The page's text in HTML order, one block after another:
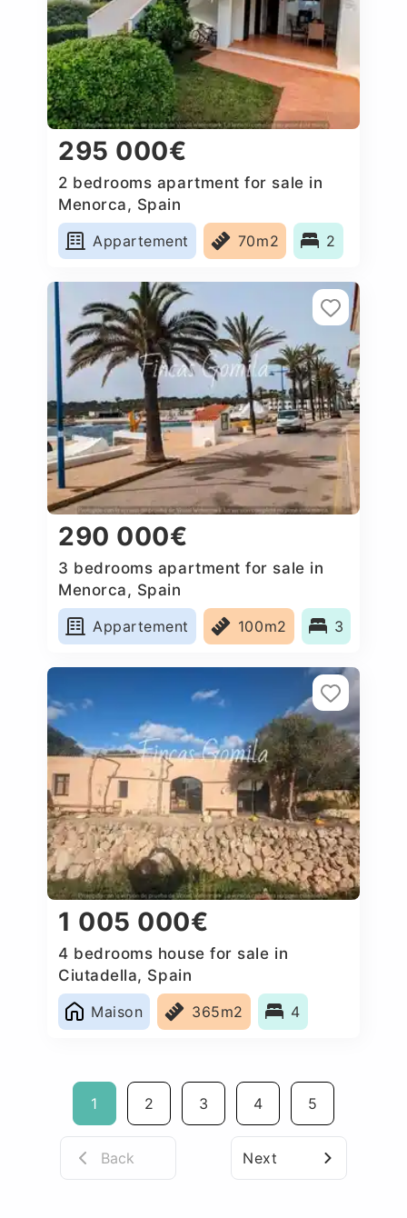
295 000€
2 bedrooms apartment for sale in
Menorca, Spain
Appartement
70m2 2
290 000€
3 bedrooms apartment for sale in
Menorca, Spain
Appartement
100m2 3
1 005 000€
4 bedrooms house for sale in
Ciutadella, Spain
Maison
365m2 4
1 2 3 4 5
Back Next